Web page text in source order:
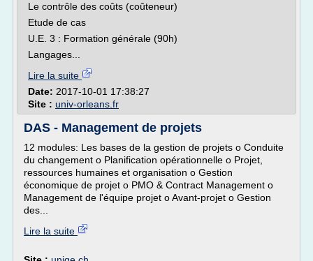
Le contrôle des coûts (coûteneur)
Etude de cas
U.E. 3 : Formation générale (90h)
Langages...
Lire la suite
Date: 2017-10-01 17:38:27
Site : univ-orleans.fr
DAS - Management de projets
12 modules: Les bases de la gestion de projets o Conduite
du changement o Planification opérationnelle o Projet,
ressources humaines et organisation o Gestion
économique de projet o PMO & Contract Management o
Management de l'équipe projet o Avant-projet o Gestion
des...
Lire la suite